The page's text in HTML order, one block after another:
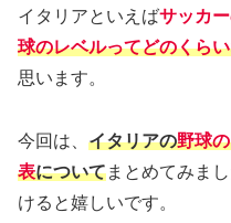
イタリアといえばサッカ
球のレベルってどのくらい
思います。
今回は、 イタリアの野球
表についてまとめてみま
けると嬉しいです。